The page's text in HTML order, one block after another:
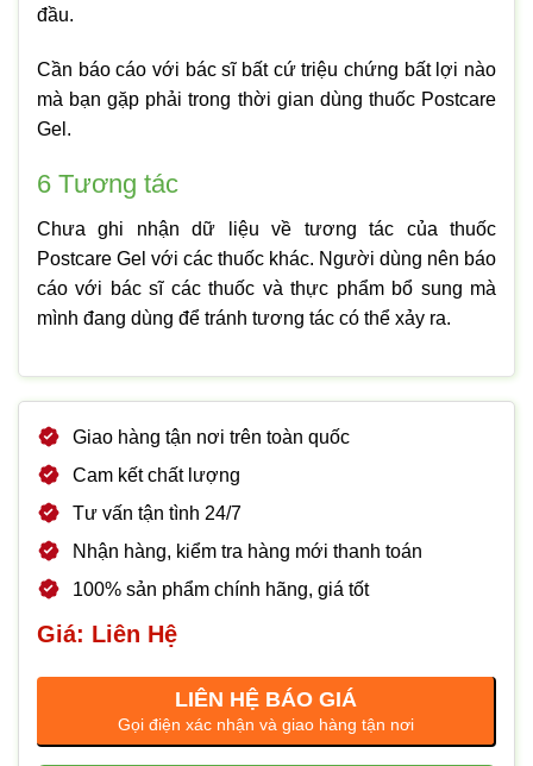
đầu.
Cần báo cáo với bác sĩ bất cứ triệu chứng bất lợi nào
mà bạn gặp phải trong thời gian dùng thuốc Postcare
Gel.
6 Tương tác
Chưa ghi nhận dữ liệu về tương tác của thuốc
Postcare Gel với các thuốc khác. Người dùng nên báo
cáo với bác sĩ các thuốc và thực phẩm bổ sung mà
mình đang dùng để tránh tương tác có thể xảy ra.
Giao hàng tận nơi trên toàn quốc
Cam kết chất lượng
Tư vấn tận tình 24/7
Nhận hàng, kiểm tra hàng mới thanh toán
100% sản phẩm chính hãng, giá tốt
Giá: Liên Hệ
LIÊN HỆ BÁO GIÁ
Gọi điện xác nhận và giao hàng tận nơi